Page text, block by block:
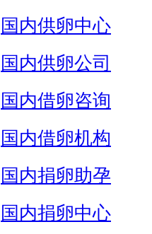
国内供卵中心
国内供卵公司
国内借卵咨询
国内借卵机构
国内捐卵助孕
国内捐卵中心